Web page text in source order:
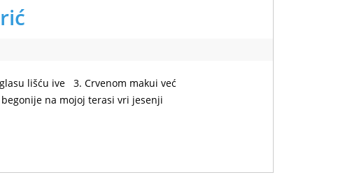
lišću ive 3. Crvenom makui već
na mojoj terasi vri jesenji